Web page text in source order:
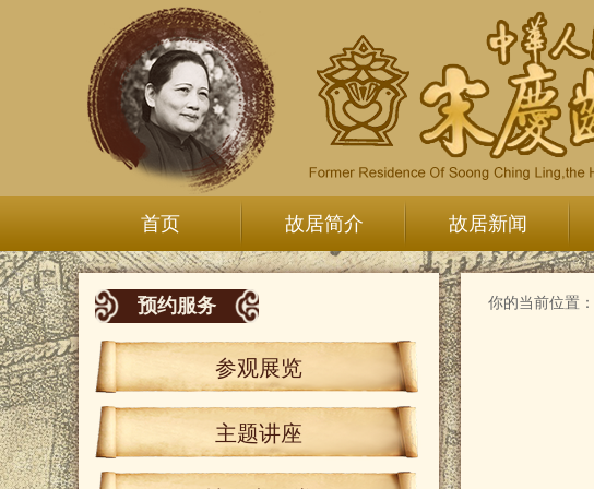
首页 故居简介 故居新闻
预约服务
参观展览
主题讲座
你的当前位置：